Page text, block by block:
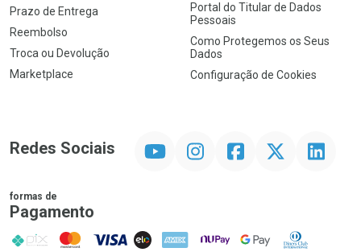
Prazo de Entrega
Reembolso
Troca ou Devolução
Marketplace
Portal do Titular de Dados
Pessoais
Como Protegemos os Seus
Dados
Configuração de Cookies
Redes Sociais InstagramFacebookTwitter Linkedin
formas de
Pagamento
PIX MasterCard
VISA ELO AMEX NuPay Google PayDiners Club